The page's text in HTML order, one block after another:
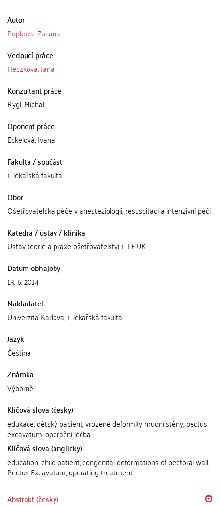
Autor
Popková, Zuzana
Vedoucí práce
Heczková, Jana
Konzultant práce
Rygl, Michal
Oponent práce
Eckelová, Ivana
Fakulta / součást
1. lékařská fakulta
Obor
Ošetřovatelská péče v anesteziologii, resuscitaci a intenzivní péči
Katedra / ústav / klinika
Ústav teorie a praxe ošetřovatelství 1. LF UK
Datum obhajoby
13. 6. 2014
Nakladatel
Univerzita Karlova, 1. lékařská fakulta
Jazyk
Čeština
Známka
Výborně
Klíčová slova (česky)
edukace, dětský pacient, vrozené deformity hrudní stěny, pectus
excavatum, operační léčba
Klíčová slova (anglicky)
education, child patient, congenital deformations of pectoral wall,
Pectus Excavatum, operating treatment
Abstrakt (česky)